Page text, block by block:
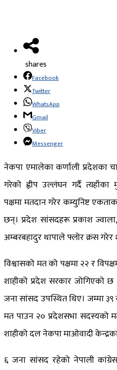
shares
Facebook
Twitter
WhatsApp
Gmail
Viber
Messenger
नेकपा एमालेका कर्णाली प्रदेशका
गरेको ह्वीप उल्लंघन गर्दै त्यहाँका
पक्षमा मतदान गरेर कम्युनिष्ट
छन्। प्रदेश सांसदहरू प्रकाश
अम्बरबहादुर थापाले फ्लोर क्रस गरेर
विश्वासको मत को पक्षमा २२ र
शाहीको प्रदेश सरकार जोगिएको
जना सांसद उपस्थित थिए। जम्मा ३९
मत पाउन २० प्रदेशसभा सदस्यको
शाहीको दल नेकपा माओवादी
६ जना सांसद रहेको नेपाली